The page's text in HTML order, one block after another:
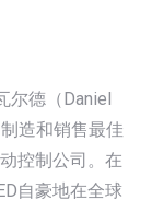
尔德（Daniel
造和销售最佳
控制公司。在
自豪地在全球